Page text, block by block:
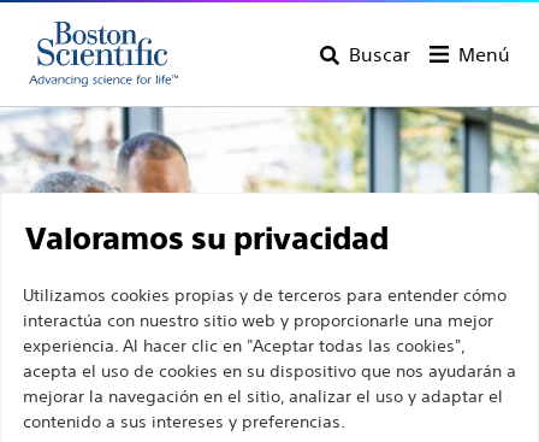
Buscar Menú
Valoramos su privacidad
Utilizamos cookies propias y de terceros para entender cómo
interactúa con nuestro sitio web y proporcionarle una mejor
experiencia. Al hacer clic en "Aceptar todas las cookies",
acepta el uso de cookies en su dispositivo que nos ayudarán a
mejorar la navegación en el sitio, analizar el uso y adaptar el
contenido a sus intereses y preferencias.